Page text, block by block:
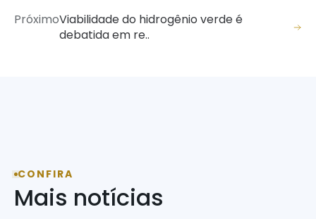
PróximoViabilidade do hidrogênio verde é
debatida em re..
CONFIRA
Mais notícias